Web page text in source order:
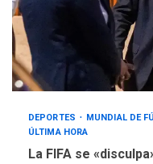
DEPORTES MUNDIAL DE
ÚLTIMA HORA
La FIFA se